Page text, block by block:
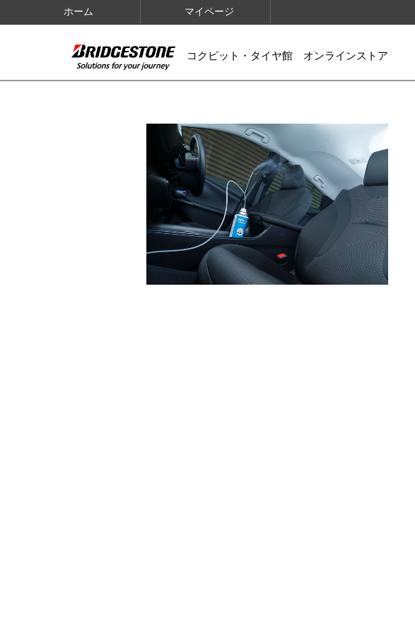
ホーム マイページ
コクピット・タイヤ館 オンラインストア
IMAGES